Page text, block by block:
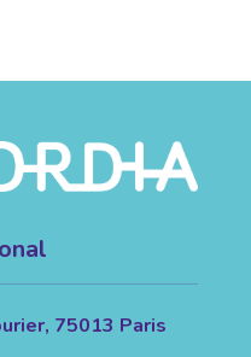
75013 Paris